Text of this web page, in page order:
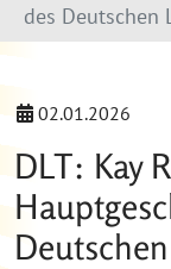
des Deutschen
02.01.2026
DLT: Kay